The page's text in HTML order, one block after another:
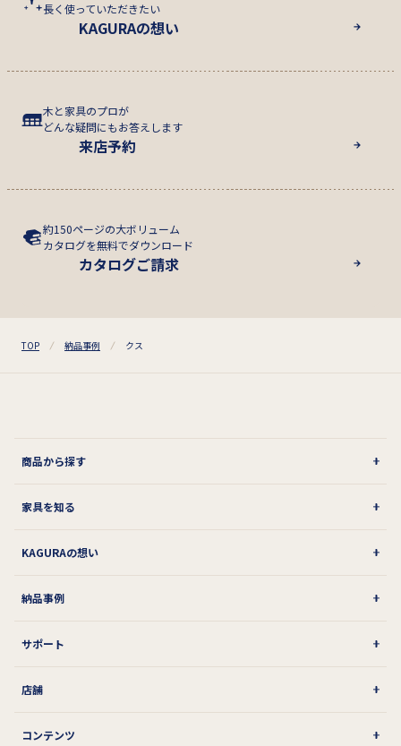
長く使っていただきたい
KAGURAの想い
木と家具のプロが
どんな疑問にもお答えします
来店予約
約150ページの大ボリューム
カタログを無料でダウンロード
カタログご請求
TOP 納品事例 クス
商品から探す
家具を知る
KAGURAの想い
納品事例
サポート
店舗
コンテンツ